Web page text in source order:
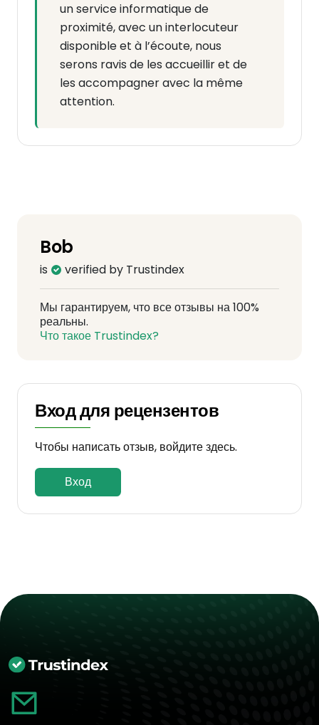
un service informatique de
proximité, avec un interlocuteur
disponible et à l’écoute, nous
serons ravis de les accueillir et de
les accompagner avec la même
attention.
Bob
is verified by Trustindex
Мы гарантируем, что все отзывы на 100%
реальны.
Что такое Trustindex?
Вход для рецензентов
Чтобы написать отзыв, войдите здесь.
Вход